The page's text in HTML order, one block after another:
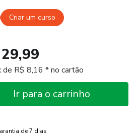
Criar um curso
de R$ 8,16 * no cartão
Ir para o carrinho
de 7 dias